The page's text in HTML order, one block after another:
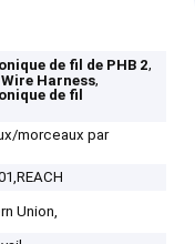
de fil de PHB 2,
Harness,
de fil
morceaux par
Union,